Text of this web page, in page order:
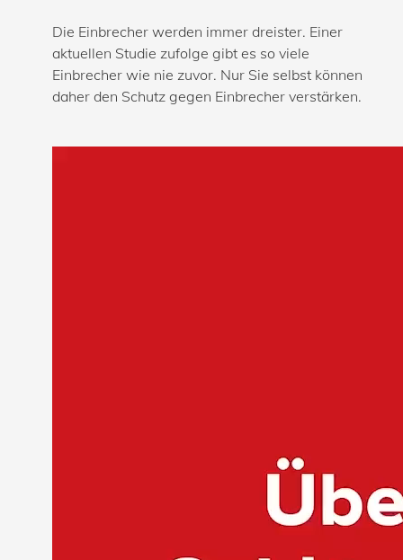
Die Einbrecher werden immer dreister. Einer
aktuellen Studie zufolge gibt es so viele
Einbrecher wie nie zuvor. Nur Sie selbst können
daher den Schutz gegen Einbrecher verstärken.